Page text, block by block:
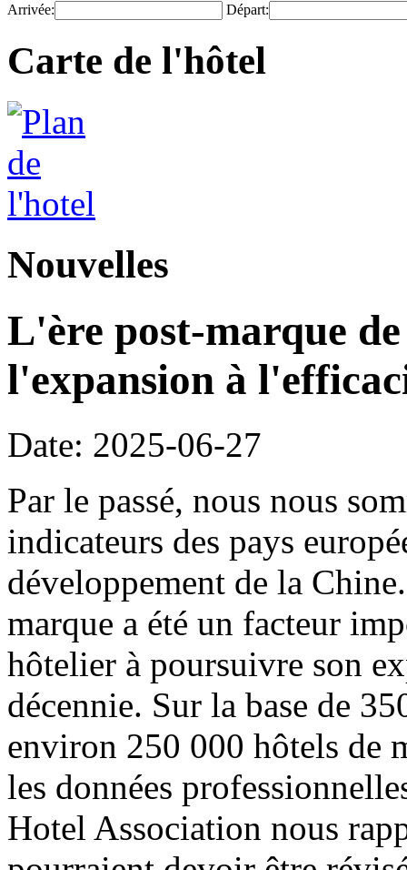
Arrivée: Départ:
Carte de l'hôtel
Nouvelles
L'ère post-marque
l'expansion à
Date: 2025-06-27
Par le passé, nous nous
indicateurs des pays
développement de la
marque a été un facteur
hôtelier à poursuivre son
décennie. Sur la base de
environ 250 000 hôtels de
les données
Hotel Association nous